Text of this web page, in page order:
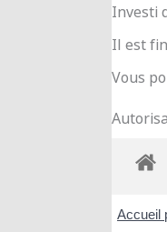
Investi
Il est
Vous
Accueil